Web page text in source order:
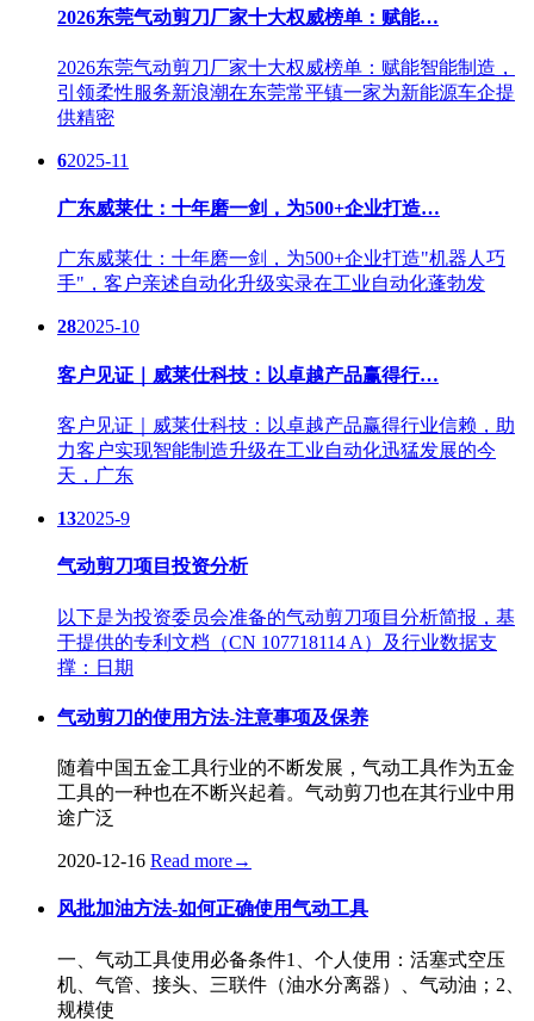
2026东莞气动剪刀厂家十大权威榜单：赋能…
2026东莞气动剪刀厂家十大权威榜单：赋能智能制造，
引领柔性服务新浪潮在东莞常平镇一家为新能源车企提
供精密
62025-11
广东威莱仕：十年磨一剑，为500+企业打造…
广东威莱仕：十年磨一剑，为500+企业打造"机器人巧
手"，客户亲述自动化升级实录在工业自动化蓬勃发
282025-10
客户见证｜威莱仕科技：以卓越产品赢得行…
客户见证｜威莱仕科技：以卓越产品赢得行业信赖，助
力客户实现智能制造升级在工业自动化迅猛发展的今
天，广东
132025-9
气动剪刀项目投资分析
以下是为投资委员会准备的气动剪刀项目分析简报，基
于提供的专利文档（CN 107718114 A）及行业数据支
撑：日期
气动剪刀的使用方法-注意事项及保养
随着中国五金工具行业的不断发展，气动工具作为五金
工具的一种也在不断兴起着。气动剪刀也在其行业中用
途广泛
2020-12-16 Read more→
风批加油方法-如何正确使用气动工具
一、气动工具使用必备条件1、个人使用：活塞式空压
机、气管、接头、三联件（油水分离器）、气动油；2、
规模使